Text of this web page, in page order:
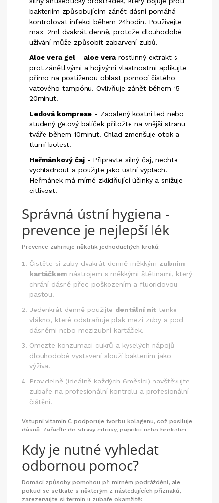
bakteriím způsobujícím zánět dásní pomáhá
kontrolovat infekci během 24hodin. Používejte
max. 2ml dvakrát denně, protože dlouhodobé
užívání může způsobit zabarvení zubů.
Aloe vera gel - aloe vera rostlinný extrakt s
protizánětlivými a hojivými vlastnostmi aplikujte
přímo na postiženou oblast pomocí čistého
vatového tampónu. Ovlivňuje zánět během 15-
20minut.
Ledová komprese - Zabalený kostní led nebo
studený gelový balíček přiložte na vnější stranu
tváře během 10minut. Chlad zmenšuje otok a
tlumí bolest.
Heřmánkový čaj - Připravte silný čaj, nechte
vychladnout a použijte jako ústní výplach.
Heřmánek má mírné zklidňující účinky a snižuje
citlivost.
Správná ústní hygiena -
prevence je nejlepší lék
Prevence zahrnuje několik jednoduchých kroků:
Čistěte si zuby dvakrát denně měkkým zubním
kartáčkem nástrojem s měkkými štětinami, který
chrání dásně před poškozením a fluoridovou
pastou.
Jedenkrát denně použijte dentální nit tenké
vlákno, které odstraňuje plak mezi zuby a pod
dásněmi nebo mezizubní kartáček.
Omezte konzumaci cukrů a kyselých nápojů -
dlouhodobé vystavení slouží bakteriím jako
výživa.
Pravidelně (ideálně každých 6měsíci) navštěvujte
zubaře na profesionální kontrolu a profesionální
čištění.
Vstupní vitamín C podporuje tvorbu kolagenu, což posiluje
dásně. Zařaďte do stravy citrusy, papriku nebo brokolici.
Kdy je nutné vyhledat
odbornou pomoc?
Domácí způsoby pomohou při mírném podráždění, ale
pokud se setkáte s některým z následujících příznaků,
zarezervujte si termín u zubaře okamžitě: